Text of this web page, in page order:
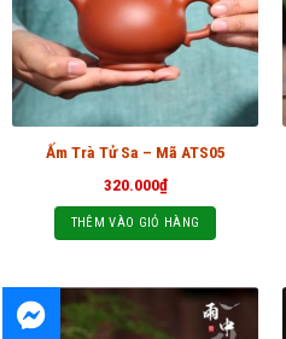
Ấm Trà Tử Sa – Mã ATS05
320.000₫
THÊM VÀO GIỎ HÀNG